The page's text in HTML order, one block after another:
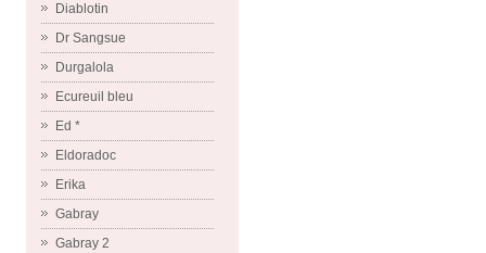
Diablotin
Dr Sangsue
Durgalola
Ecureuil bleu
Ed *
Eldoradoc
Erika
Gabray
Gabray 2